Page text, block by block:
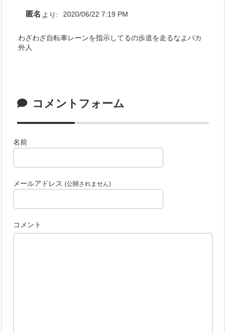
匿名 より: 2020/06/22 7:19 PM
わざわざ自転車レーンを指示してるの歩道を走るなよバカ
外人
コメントフォーム
名前
メールアドレス(公開されません)
コメント